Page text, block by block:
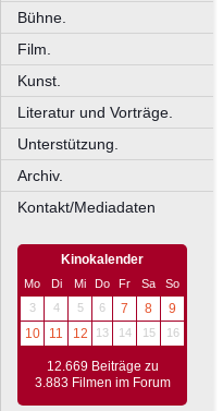
Bühne.
Film.
Kunst.
Literatur und Vorträge.
Unterstützung.
Archiv.
Kontakt/Mediadaten
Kinokalender
Mo Di Mi Do Fr Sa
So
3
4 5 6 7 8
9
10
11 12 13 14 15 16
12.669 Beiträge zu
3.883 Filmen im Forum